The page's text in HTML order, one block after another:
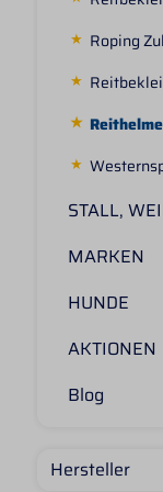
Roping
STALL,
MARKEN
HUNDE
AKTIONEN
Blog
Hersteller